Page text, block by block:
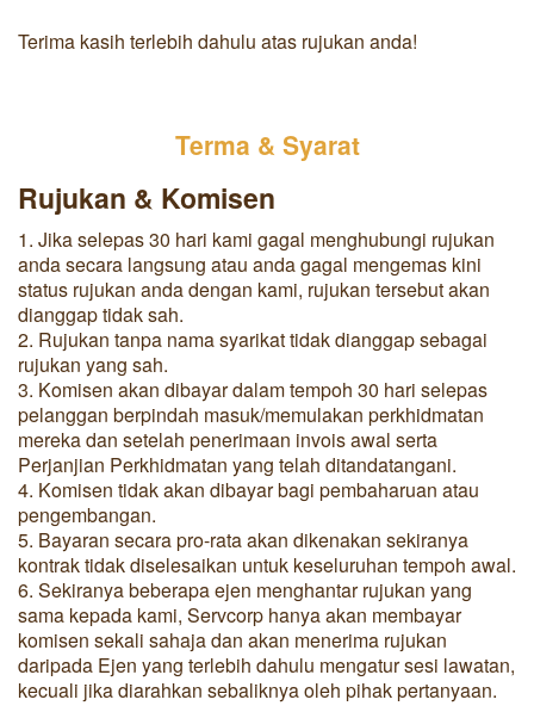
Terima kasih terlebih dahulu atas rujukan anda!
Terma & Syarat
Rujukan & Komisen
1. Jika selepas 30 hari kami gagal menghubungi rujukan
anda secara langsung atau anda gagal mengemas kini
status rujukan anda dengan kami, rujukan tersebut akan
dianggap tidak sah.
2. Rujukan tanpa nama syarikat tidak dianggap sebagai
rujukan yang sah.
3. Komisen akan dibayar dalam tempoh 30 hari selepas
pelanggan berpindah masuk/memulakan perkhidmatan
mereka dan setelah penerimaan invois awal serta
Perjanjian Perkhidmatan yang telah ditandatangani.
4. Komisen tidak akan dibayar bagi pembaharuan atau
pengembangan.
5. Bayaran secara pro-rata akan dikenakan sekiranya
kontrak tidak diselesaikan untuk keseluruhan tempoh awal.
6. Sekiranya beberapa ejen menghantar rujukan yang
sama kepada kami, Servcorp hanya akan membayar
komisen sekali sahaja dan akan menerima rujukan
daripada Ejen yang terlebih dahulu mengatur sesi lawatan,
kecuali jika diarahkan sebaliknya oleh pihak pertanyaan.